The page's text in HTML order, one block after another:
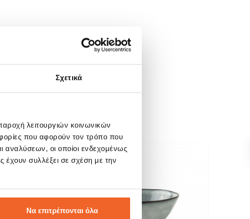
Σχετικά
λειτουργιών κοινωνικών
που αφορούν τον τρόπο που
αναλύσεων, οι οποίοι ενδεχομένως
έχουν συλλέξει σε σχέση με την
Να επιτρέπονται όλα
SALE!